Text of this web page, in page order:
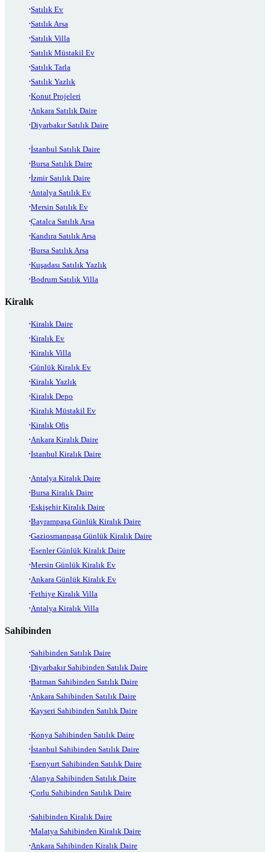
Satılık Ev
Satılık Arsa
Satılık Villa
Satılık Müstakil Ev
Satılık Tarla
Satılık Yazlık
Konut Projeleri
Ankara Satılık Daire
Diyarbakır Satılık Daire
İstanbul Satılık Daire
Bursa Satılık Daire
İzmir Satılık Daire
Antalya Satılık Ev
Mersin Satılık Ev
Çatalca Satılık Arsa
Kandıra Satılık Arsa
Bursa Satılık Arsa
Kuşadası Satılık Yazlık
Bodrum Satılık Villa
Kiralık
Kiralık Daire
Kiralık Ev
Kiralık Villa
Günlük Kiralık Ev
Kiralık Yazlık
Kiralık Depo
Kiralık Müstakil Ev
Kiralık Ofis
Ankara Kiralık Daire
İstanbul Kiralık Daire
Antalya Kiralık Daire
Bursa Kiralık Daire
Eskişehir Kiralık Daire
Bayrampaşa Günlük Kiralık Daire
Gaziosmanpaşa Günlük Kiralık Daire
Esenler Günlük Kiralık Daire
Mersin Günlük Kiralık Ev
Ankara Günlük Kiralık Ev
Fethiye Kiralık Villa
Antalya Kiralık Villa
Sahibinden
Sahibinden Satılık Daire
Diyarbakır Sahibinden Satılık Daire
Batman Sahibinden Satılık Daire
Ankara Sahibinden Satılık Daire
Kayseri Sahibinden Satılık Daire
Konya Sahibinden Satılık Daire
İstanbul Sahibinden Satılık Daire
Esenyurt Sahibinden Satılık Daire
Alanya Sahibinden Satılık Daire
Çorlu Sahibinden Satılık Daire
Sahibinden Kiralık Daire
Malatya Sahibinden Kiralık Daire
Ankara Sahibinden Kiralık Daire